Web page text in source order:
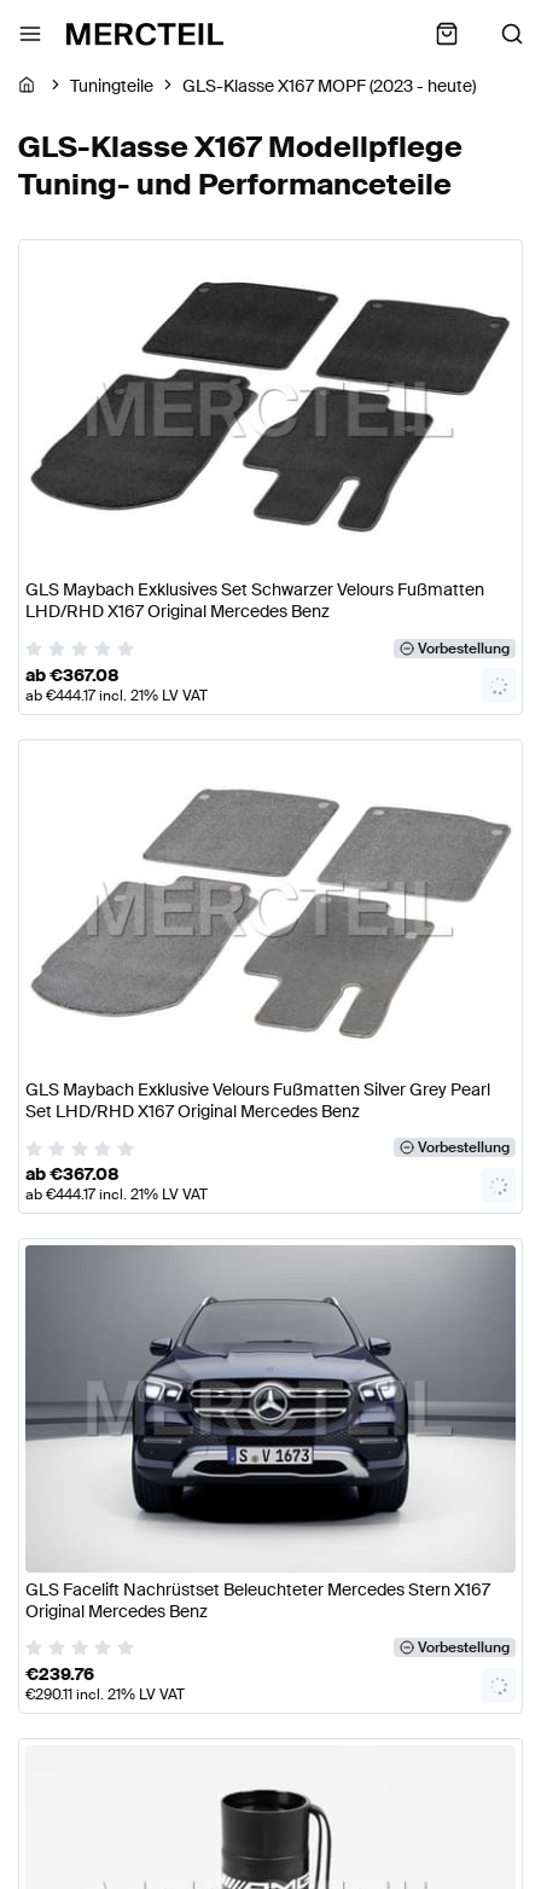
Tuningteile GLS-Klasse X167 MOPF (2023 - heute)
GLS-Klasse X167 Modellpflege
Tuning- und Performanceteile
GLS Maybach Exklusives Set Schwarzer Velours Fußmatten
LHD/RHD X167 Original Mercedes Benz
Vorbestellung
ab€367.08
ab€444.17incl. 21% LV VAT
GLS Maybach Exklusive Velours Fußmatten Silver Grey Pearl
Set LHD/RHD X167 Original Mercedes Benz
Vorbestellung
ab€367.08
ab€444.17incl. 21% LV VAT
GLS Facelift Nachrüstset Beleuchteter Mercedes Stern X167
Original Mercedes Benz
Vorbestellung
€239.76
€290.11incl. 21% LV VAT